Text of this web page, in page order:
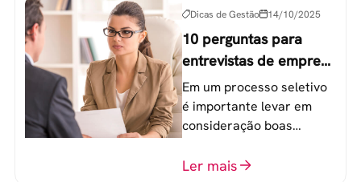
Dicas de Gestão 14/10/2025
10 perguntas para
entrevistas de emprego
que recrutadores não
devem fazer
Em um processo seletivo
é importante levar em
consideração boas
o perfil do profissional e
Ler mais